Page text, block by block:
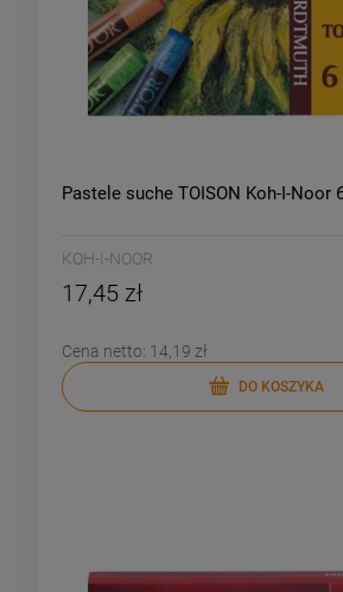
Pastele suche TOISON Koh-I-Noor
KOH-I-NOOR
17,45 zł
Cena netto: 14,19 zł
DO KOSZYKA